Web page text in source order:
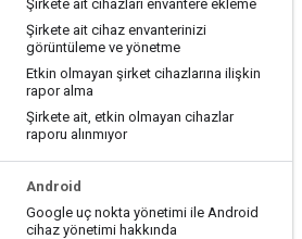
Şirkete ait cihazları envantere ekleme
Şirkete ait cihaz envanterinizi
görüntüleme ve yönetme
Etkin olmayan şirket cihazlarına ilişkin
rapor alma
Şirkete ait, etkin olmayan cihazlar
raporu alınmıyor
Android
Google uç nokta yönetimi ile Android
cihaz yönetimi hakkında